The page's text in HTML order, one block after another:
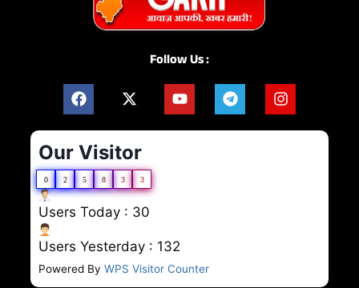
Follow Us :
Our Visitor
0 2 5 8 3 3
Users Today : 30
Users Yesterday : 132
Powered By WPS Visitor Counter